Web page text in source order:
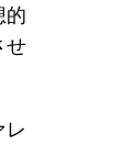
的
せ